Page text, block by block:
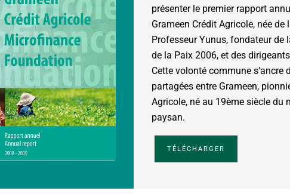
présenter le premier rapport
Grameen Crédit Agricole, née
Professeur Yunus, fondateur de
de la Paix 2006, et des
Cette volonté commune s’ancre
partagées entre Grameen,
Agricole, né au 19ème siècle du
paysan.
TÉLÉCHARGER